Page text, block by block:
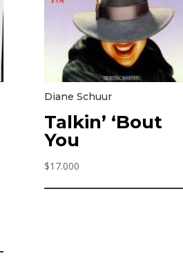
Diane Schuur
Talkin’ ‘Bout
You
$17.000